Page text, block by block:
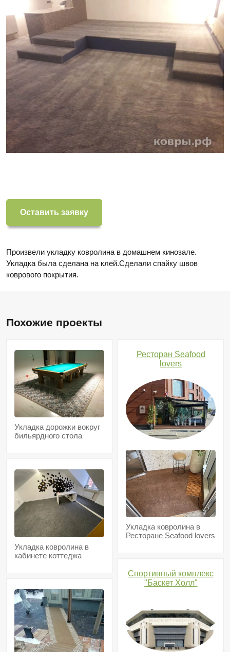
Оставить заявку
Произвели укладку ковролина в домашнем кинозале.
Укладка была сделана на клей.Сделали спайку швов
коврового покрытия.
Похожие проекты
Укладка дорожки вокруг
бильярдного стола
Укладка ковролина в
кабинете коттеджа
Ресторан Seafood
lovers
Укладка ковролина в
Ресторане Seafood lovers
Спортивный комплекс
"Баскет Холл"